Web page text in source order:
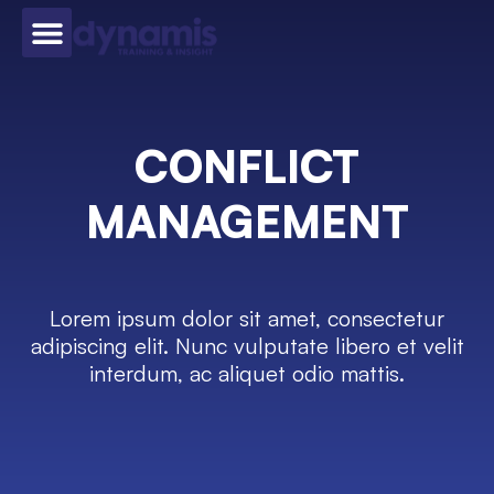
CONFLICT
MANAGEMENT
Lorem ipsum dolor sit amet, consectetur
adipiscing elit. Nunc vulputate libero et velit
interdum, ac aliquet odio mattis.